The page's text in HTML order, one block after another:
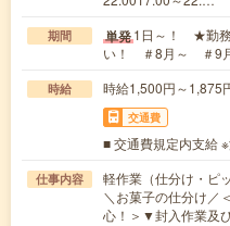
期間 単発1日～！ ★勤務
い！ ＃8月～ ＃9
時給 時給1,500円～1,875
交通費
■ 交通費規定内支給
仕事内容
軽作業（仕分け・ピ
＼お菓子の仕分け／
心！＞▼封入作業及